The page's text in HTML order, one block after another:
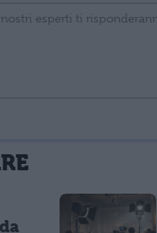
cookie salvi i tuoi dati (nome, email)
di marketing diretto con